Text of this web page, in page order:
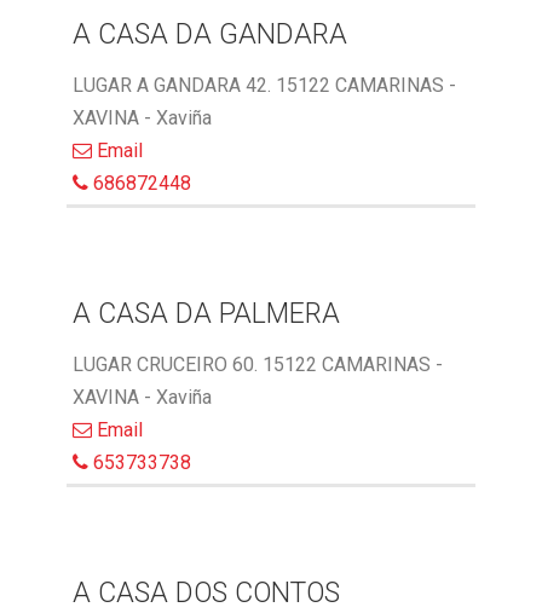
A CASA DA GANDARA
LUGAR A GANDARA 42. 15122 CAMARINAS -
XAVINA - Xaviña
Email
686872448
A CASA DA PALMERA
LUGAR CRUCEIRO 60. 15122 CAMARINAS -
XAVINA - Xaviña
Email
653733738
A CASA DOS CONTOS